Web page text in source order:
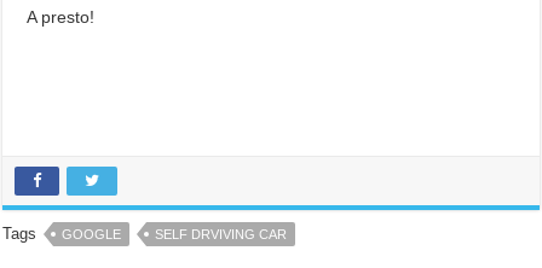
A presto!
Tags GOOGLE SELF DRVIVING CAR